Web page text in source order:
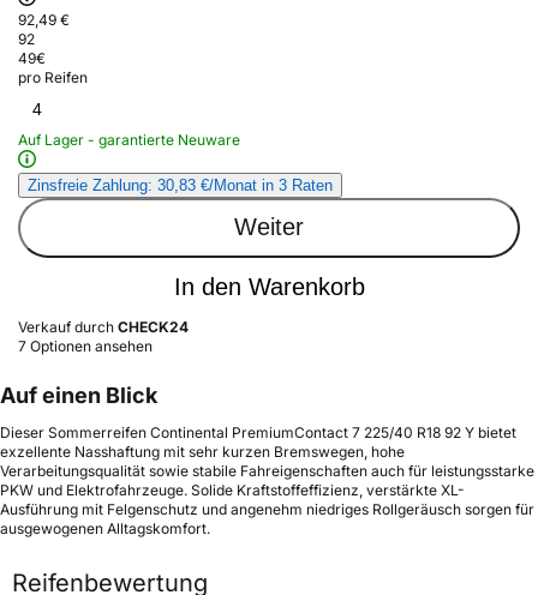
92,49 €
92
49€
pro Reifen
4
Auf Lager - garantierte Neuware
Zinsfreie Zahlung: 30,83 €/Monat in 3 Raten
Weiter
In den Warenkorb
Verkauf durch CHECK24
7 Optionen ansehen
Auf einen Blick
Dieser Sommerreifen Continental PremiumContact 7 225/40 R18 92 Y bietet
exzellente Nasshaftung mit sehr kurzen Bremswegen, hohe
Verarbeitungsqualität sowie stabile Fahreigenschaften auch für leistungsstarke
PKW und Elektrofahrzeuge. Solide Kraftstoffeffizienz, verstärkte XL-
Ausführung mit Felgenschutz und angenehm niedriges Rollgeräusch sorgen für
ausgewogenen Alltagskomfort.
Reifenbewertung